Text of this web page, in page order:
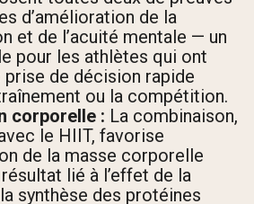
d’amélioration de la
et de l’acuité mentale — un
pour les athlètes qui ont
prise de décision rapide
ou la compétition.
corporelle : La combinaison,
le HIIT, favorise
de la masse corporelle
lié à l’effet de la
synthèse des protéines